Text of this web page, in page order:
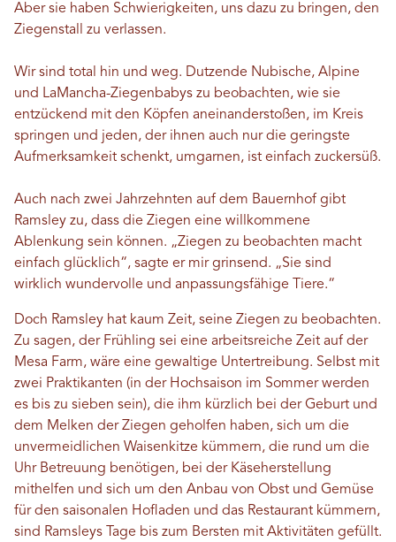
Aber sie haben Schwierigkeiten, uns dazu zu bringen, den
Ziegenstall zu verlassen.
Wir sind total hin und weg. Dutzende Nubische, Alpine
und LaMancha-Ziegenbabys zu beobachten, wie sie
entzückend mit den Köpfen aneinanderstoßen, im Kreis
springen und jeden, der ihnen auch nur die geringste
Aufmerksamkeit schenkt, umgarnen, ist einfach zuckersüß.
Auch nach zwei Jahrzehnten auf dem Bauernhof gibt
Ramsley zu, dass die Ziegen eine willkommene
Ablenkung sein können. „Ziegen zu beobachten macht
einfach glücklich“, sagte er mir grinsend. „Sie sind
wirklich wundervolle und anpassungsfähige Tiere.“
Doch Ramsley hat kaum Zeit, seine Ziegen zu beobachten.
Zu sagen, der Frühling sei eine arbeitsreiche Zeit auf der
Mesa Farm, wäre eine gewaltige Untertreibung. Selbst mit
zwei Praktikanten (in der Hochsaison im Sommer werden
es bis zu sieben sein), die ihm kürzlich bei der Geburt und
dem Melken der Ziegen geholfen haben, sich um die
unvermeidlichen Waisenkitze kümmern, die rund um die
Uhr Betreuung benötigen, bei der Käseherstellung
mithelfen und sich um den Anbau von Obst und Gemüse
für den saisonalen Hofladen und das Restaurant kümmern,
sind Ramsleys Tage bis zum Bersten mit Aktivitäten gefüllt.